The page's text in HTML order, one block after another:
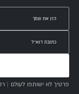
פרטיך לא ישותפו לעולם |